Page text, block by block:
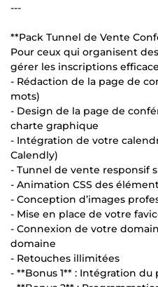
---
**Pack Tunnel de Vente
Pour ceux qui organisent
gérer les inscriptions
- Rédaction de la page de
mots)
- Design de la page de
charte graphique
- Intégration de votre
Calendly)
- Tunnel de vente responsif
- Animation CSS des
- Conception d’images
- Mise en place de votre
- Connexion de votre
domaine
- Retouches illimitées
- **Bonus 1** : Intégration